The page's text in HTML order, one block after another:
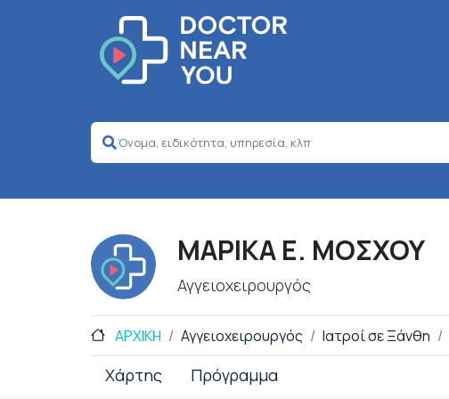
ΜΑΡΙΚΑ Ε. ΜΟΣΧΟΥ
Αγγειοχειρουργός
ΑΡΧΙΚΗ Αγγειοχειρουργός Ιατροί σε Ξάνθη
Χάρτης Πρόγραμμα